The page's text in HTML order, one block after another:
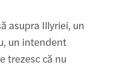
asupra Illyriei, un
un intendent
trezesc că nu